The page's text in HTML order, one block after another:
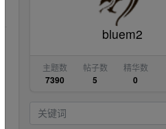
bluem2
主题数
7390
帖子数
5
精华数
0